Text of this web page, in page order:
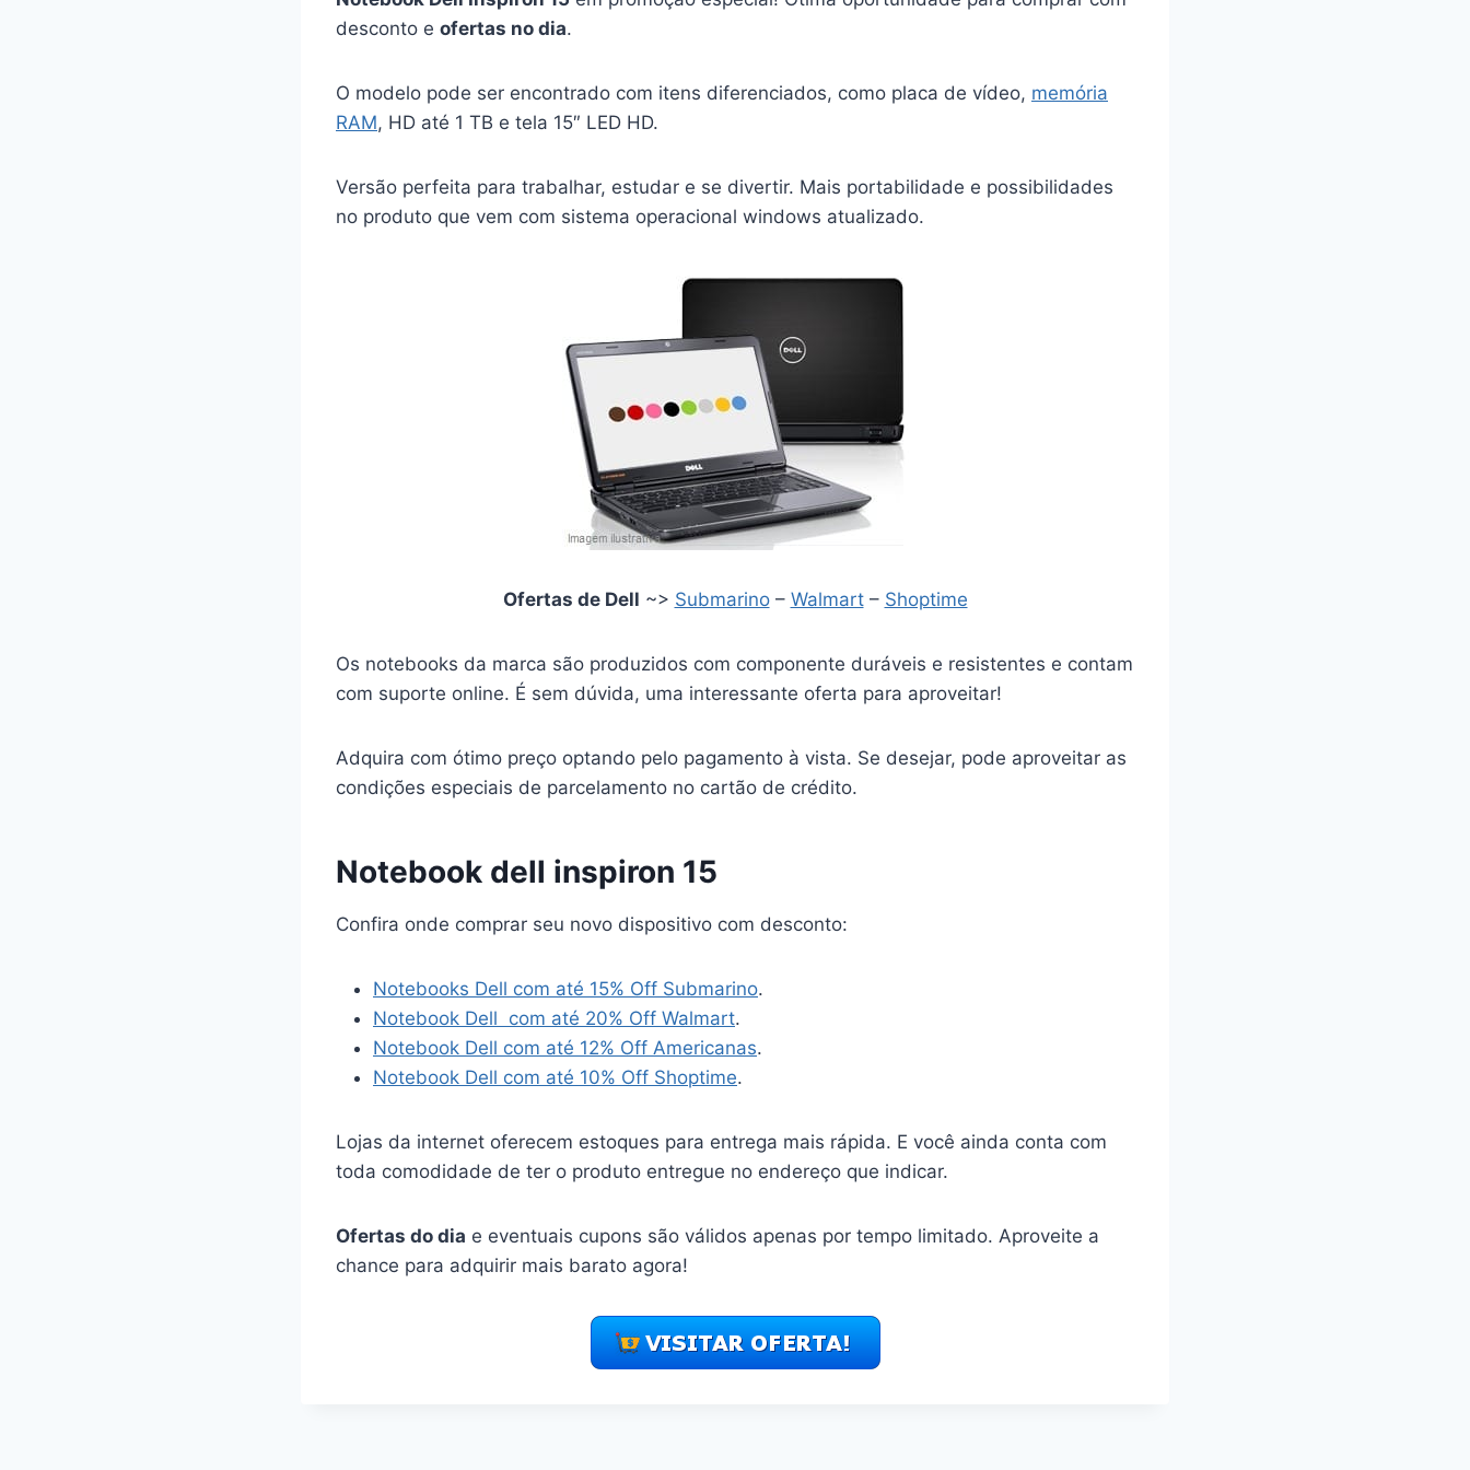
desconto e ofertas no dia.
O modelo pode ser encontrado com itens diferenciados, como placa de vídeo, memória
RAM, HD até 1 TB e tela 15″ LED HD.
Versão perfeita para trabalhar, estudar e se divertir. Mais portabilidade e possibilidades
no produto que vem com sistema operacional windows atualizado.
Ofertas de Dell ~> Submarino– Walmart– Shoptime
Os notebooks da marca são produzidos com componente duráveis e resistentes e contam
com suporte online. É sem dúvida, uma interessante oferta para aproveitar!
Adquira com ótimo preço optando pelo pagamento à vista. Se desejar, pode aproveitar as
condições especiais de parcelamento no cartão de crédito.
Notebook dell inspiron 15
Confira onde comprar seu novo dispositivo com desconto:
Notebooks Dell com até 15% Off Submarino.
Notebook Dell com até 20% Off Walmart.
Notebook Dell com até 12% Off Americanas.
Notebook Dell com até 10% Off Shoptime.
Lojas da internet oferecem estoques para entrega mais rápida. E você ainda conta com
toda comodidade de ter o produto entregue no endereço que indicar.
Ofertas do dia e eventuais cupons são válidos apenas por tempo limitado. Aproveite a
chance para adquirir mais barato agora!